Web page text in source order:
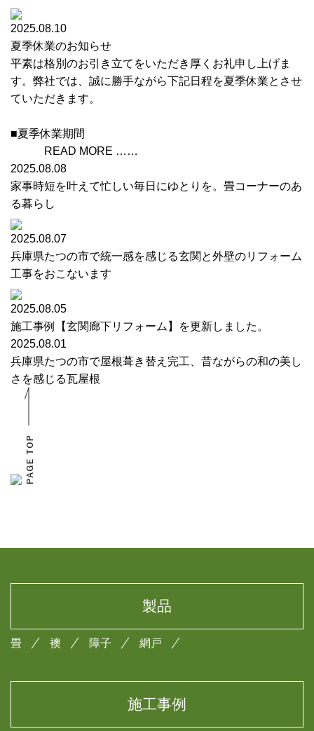
2025.08.10
夏季休業のお知らせ
平素は格別のお引き立てをいただき厚くお礼申し上げま
す。弊社では、誠に勝手ながら下記日程を夏季休業とさせ
ていただきます。
■夏季休業期間
READ MORE ……
2025.08.08
家事時短を叶えて忙しい毎日にゆとりを。畳コーナーのあ
る暮らし
2025.08.07
兵庫県たつの市で統一感を感じる玄関と外壁のリフォーム
工事をおこないます
2025.08.05
施工事例【玄関廊下リフォーム】を更新しました。
2025.08.01
兵庫県たつの市で屋根葺き替え完工、昔ながらの和の美し
さを感じる瓦屋根
製品
畳 襖 障子 網戸
施工事例